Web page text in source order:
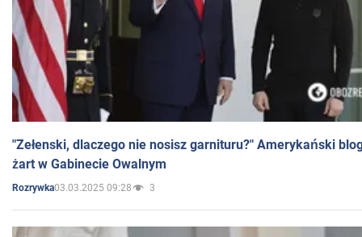
"Zełenski, dlaczego nie nosisz garnituru?" Amerykański
żart w Gabinecie Owalnym
Rozrywka03.03.2025 09:28 3